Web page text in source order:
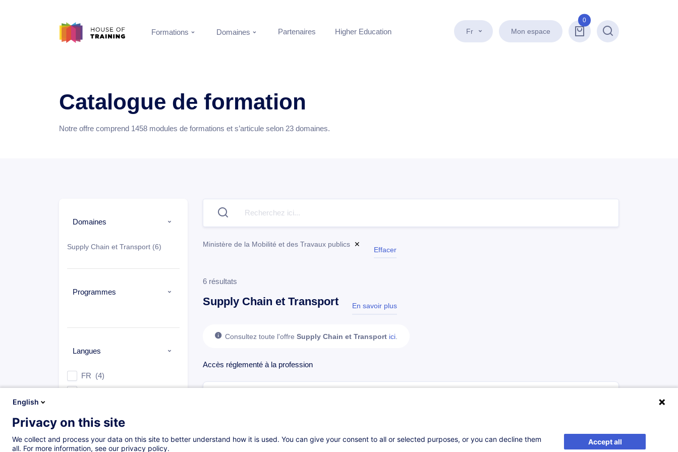
Fr Mon espace
0
Recherche
Formations Domaines Partenaires Higher Education
Catalogue de formation
Notre offre comprend 1458 modules de formations et s’articule selon 23 domaines.
Domaines
Supply Chain et Transport (6)
Programmes
Langues
FR (4)
LU (2)
Types
Ministère de la Mobilité et des Travaux publics ✕
Effacer
6 résultats
Supply Chain et Transport En savoir plus
test
Consultez toute l'offre Supply Chain et Transport ici
Accès réglementé à la profession
English
Privacy on this site
We collect and process your data on this site to better understand how it is used. You can give your consent to all or selected purposes, or you can decline them
all. For more information, see our privacy policy.
Accept all